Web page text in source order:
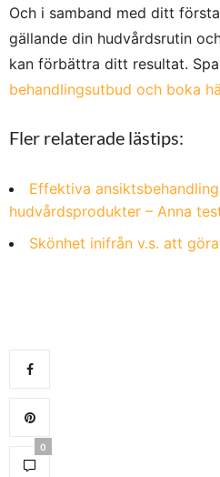
Och i samband med ditt
gällande din hudvårdsrutin
kan förbättra ditt resultat.
behandlingsutbud och boka
Fler relaterade lästips:
Effektiva
hudvårdsprodukter – Anna
Skönhet inifrån v.s. att
0